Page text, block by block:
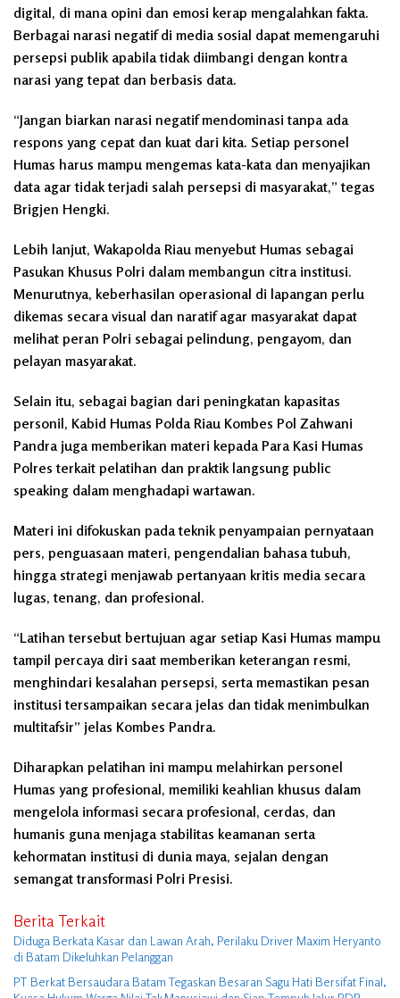
digital, di mana opini dan emosi kerap mengalahkan fakta.
Berbagai narasi negatif di media sosial dapat memengaruhi
persepsi publik apabila tidak diimbangi dengan kontra
narasi yang tepat dan berbasis data.
“Jangan biarkan narasi negatif mendominasi tanpa ada
respons yang cepat dan kuat dari kita. Setiap personel
Humas harus mampu mengemas kata-kata dan menyajikan
data agar tidak terjadi salah persepsi di masyarakat,” tegas
Brigjen Hengki.
Lebih lanjut, Wakapolda Riau menyebut Humas sebagai
Pasukan Khusus Polri dalam membangun citra institusi.
Menurutnya, keberhasilan operasional di lapangan perlu
dikemas secara visual dan naratif agar masyarakat dapat
melihat peran Polri sebagai pelindung, pengayom, dan
pelayan masyarakat.
Selain itu, sebagai bagian dari peningkatan kapasitas
personil, Kabid Humas Polda Riau Kombes Pol Zahwani
Pandra juga memberikan materi kepada Para Kasi Humas
Polres terkait pelatihan dan praktik langsung public
speaking dalam menghadapi wartawan.
Materi ini difokuskan pada teknik penyampaian pernyataan
pers, penguasaan materi, pengendalian bahasa tubuh,
hingga strategi menjawab pertanyaan kritis media secara
lugas, tenang, dan profesional.
“Latihan tersebut bertujuan agar setiap Kasi Humas mampu
tampil percaya diri saat memberikan keterangan resmi,
menghindari kesalahan persepsi, serta memastikan pesan
institusi tersampaikan secara jelas dan tidak menimbulkan
multitafsir” jelas Kombes Pandra.
Diharapkan pelatihan ini mampu melahirkan personel
Humas yang profesional, memiliki keahlian khusus dalam
mengelola informasi secara profesional, cerdas, dan
humanis guna menjaga stabilitas keamanan serta
kehormatan institusi di dunia maya, sejalan dengan
semangat transformasi Polri Presisi.
Berita Terkait
Diduga Berkata Kasar dan Lawan Arah, Perilaku Driver Maxim Heryanto
di Batam Dikeluhkan Pelanggan
PT Berkat Bersaudara Batam Tegaskan Besaran Sagu Hati Bersifat Final,